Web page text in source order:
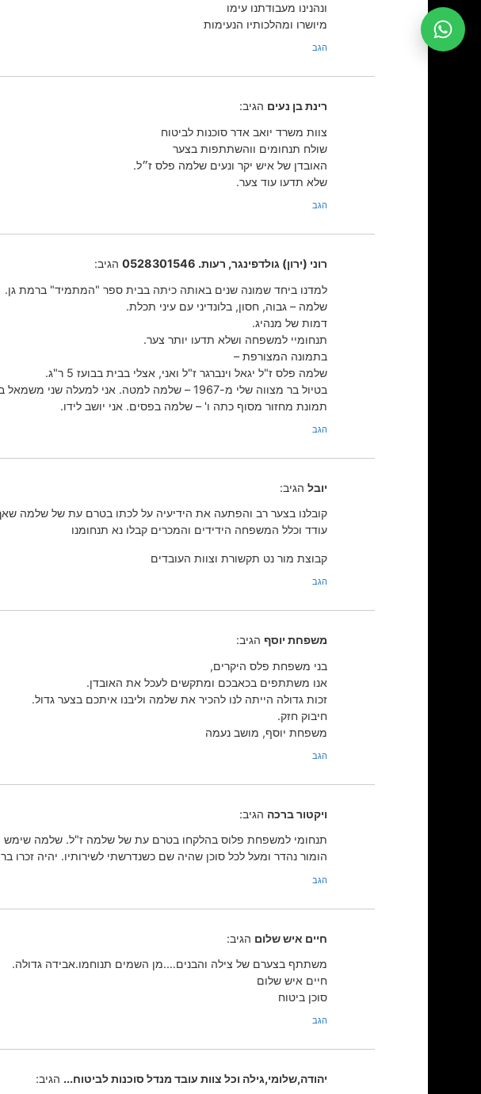
ונהנינו מעבודתנו עימו
מיושרו ומהלכותיו הנעימות
הגב
רינת בן נעים הגיב:
צוות משרד יואב אדר סוכנות לביטוח
שולח תנחומים ווהשתתפות בצער
האובדן של איש יקר ונעים שלמה פלס ז״ל.
שלא תדעו עוד צער.
הגב
רוני (ירון) גולדפינגר, רעות. 0528301546 הגיב:
למדנו ביחד שמונה שנים באותה כיתה בבית ספר "המתמיד" ברמת גן.
שלמה – גבוה, חסון, בלונדיני עם עיני תכלת.
דמות של מנהיג.
תנחומיי למשפחה ושלא תדעו יותר צער.
בתמונה המצורפת –
שלמה פלס ז"ל יגאל וינברגר ז"ל ואני, אצלי בבית בבועז 5 ר"ג.
בטיול בר מצווה שלי מ-1967 – שלמה למטה. אני למעלה שני משמאל בין אהרל'ה מינקובסקי ודוד ליפיץ.
תמונת מחזור מסוף כתה ו' – שלמה בפסים. אני יושב לידו.
הגב
יובל הגיב:
קובלנו בצער רב והפתעה את הידיעיה על לכתו בטרם עת של שלמה
עודד וכלל המשפחה הידידים והמכרים קבלו נא תנחומנו
קבוצת מור נט תקשורת וצוות העובדים
הגב
משפחת יוסף הגיב:
בני משפחת פלס היקרים,
אנו משתתפים בכאבכם ומתקשים לעכל את האובדן.
זכות גדולה הייתה לנו להכיר את שלמה וליבנו איתכם בצער גדול.
חיבוק חזק.
משפחת יוסף, מושב נעמה
הגב
ויקטור ברכה הגיב:
תנחומי למשפחת פלוס בהלקחו בטרם עת של שלמה ז"ל. שלמה שימש
הומור נהדר ומעל לכל סוכן שהיה שם כשנדרשתי לשירותיו. יהיה זכרו
הגב
חיים איש שלום הגיב:
משתתף בצערם של צילה והבנים….מן השמים תנוחמו.אבידה גדולה.
חיים איש שלום
סוכן ביטוח
הגב
יהודה,שלומי,גילה וכל צוות עובד מנדל סוכנות לביטוח... הגיב: